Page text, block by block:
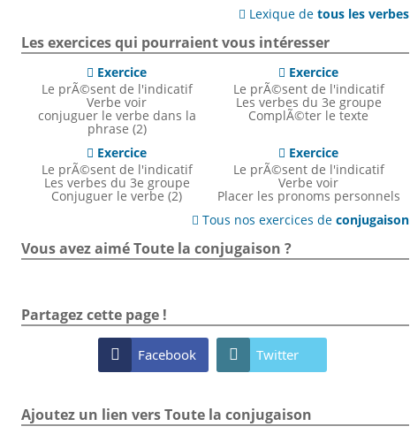
 Lexique detous les verbes
Les exercices qui pourraient vous intéresser
 Exercice
Le prÃ©sent de l'indicatif
Verbe voir
conjuguer le verbe dans la
phrase (2)
 Exercice
Le prÃ©sent de l'indicatif
Les verbes du 3e groupe
ComplÃ©ter le texte
 Exercice
Le prÃ©sent de l'indicatif
Les verbes du 3e groupe
Conjuguer le verbe (2)
 Exercice
Le prÃ©sent de l'indicatif
Verbe voir
Placer les pronoms personnels
 Tous nos exercices deconjugaison
Vous avez aimé Toute la conjugaison ?
Partagez cette page !
 Facebook  Twitter
Ajoutez un lien vers Toute la conjugaison